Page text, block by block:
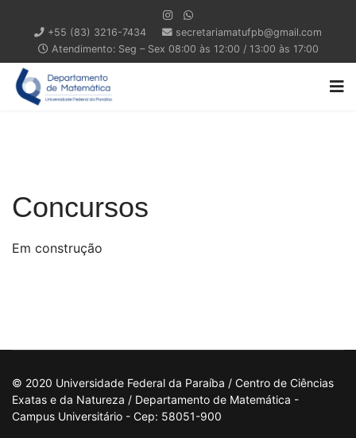
+55 (83) 3216-7434
secretariamatufpb@gmail.com
Atendimento: Seg – Sex 08:00 às 12:00 / 13:00 às 17:00
Concursos
Em construção
© 2020 Universidade Federal da Paraíba / Centro de Ciências
Exatas e da Natureza / Departamento de Matemática -
Campus Universitário - Cep: 58051-900